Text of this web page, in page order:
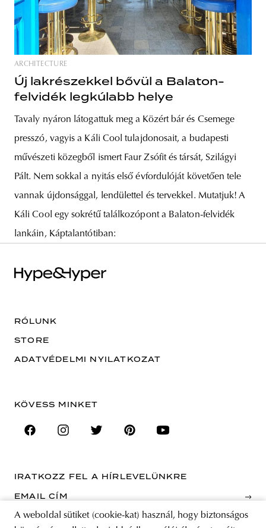
ARCHITECTURE
Új lakrészekkel bővül a Balaton-
felvidék legkúlabb helye
Tavaly nyáron látogattuk meg a Közért bár és Csemege
presszó, vagyis a Káli Cool tulajdonosait, a budapesti
művészeti közegből ismert Faur Zsófit és társát, Szilágyi
Pált. Nem sokkal a nyitás első évfordulóját követően tele
vannak újdonsággal, lendülettel és tervekkel. Mutatjuk! A
Káli Cool egy sokrétű találkozópont a Balaton-felvidék
lankáin, Káptalantótiban:
A weboldal sütiket (cookie-kat) használ, hogy biztonságos
RÓLUNK
STORE
ADATVÉDELMI NYILATKOZAT
KÖVESS MINKET
IRATKOZZ FEL A HÍRLEVELÜNKRE
EMAIL CÍM